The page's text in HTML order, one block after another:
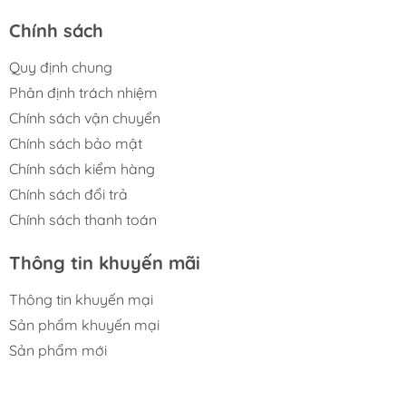
Chính sách
Quy định chung
Phân định trách nhiệm
Chính sách vận chuyển
Chính sách bảo mật
Chính sách kiểm hàng
Chính sách đổi trả
Chính sách thanh toán
Thông tin khuyến mãi
Thông tin khuyến mại
Sản phẩm khuyến mại
Sản phẩm mới